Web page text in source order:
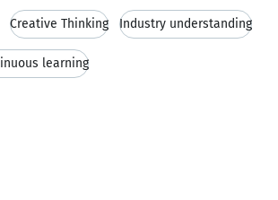
Creative Thinking Industry understanding
learning